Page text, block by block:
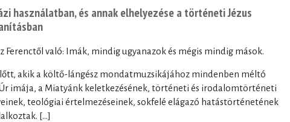
használatban, és annak elhelyezése a történeti Jézus
Ferenctől való: Imák, mindig ugyanazok és mégis mindig mások.
akik a költő-lángész mondatmuzsikájához mindenben méltó
imája, a Miatyánk keletkezésének, történeti és irodalomtörténeti
teológiai értelmezéseinek, sokfelé elágazó hatástörténetének
[...]